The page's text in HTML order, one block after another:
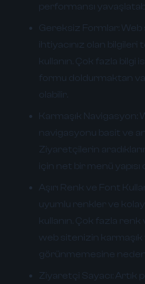
performansı
Gereksiz Formlar: Web
ihtiyacınız olan
kullanın. Çok fazla bilgi
formu doldurmaktan
olabilir.
Karmaşık Navigasyon:
navigasyonu basit ve
Ziyaretçilerin
için net bir menü
Aşırı Renk ve Font
uyumlu renkler ve
kullanın. Çok fazla
web sitenizin
görünmemesine
Ziyaretçi Sayacı:Artık